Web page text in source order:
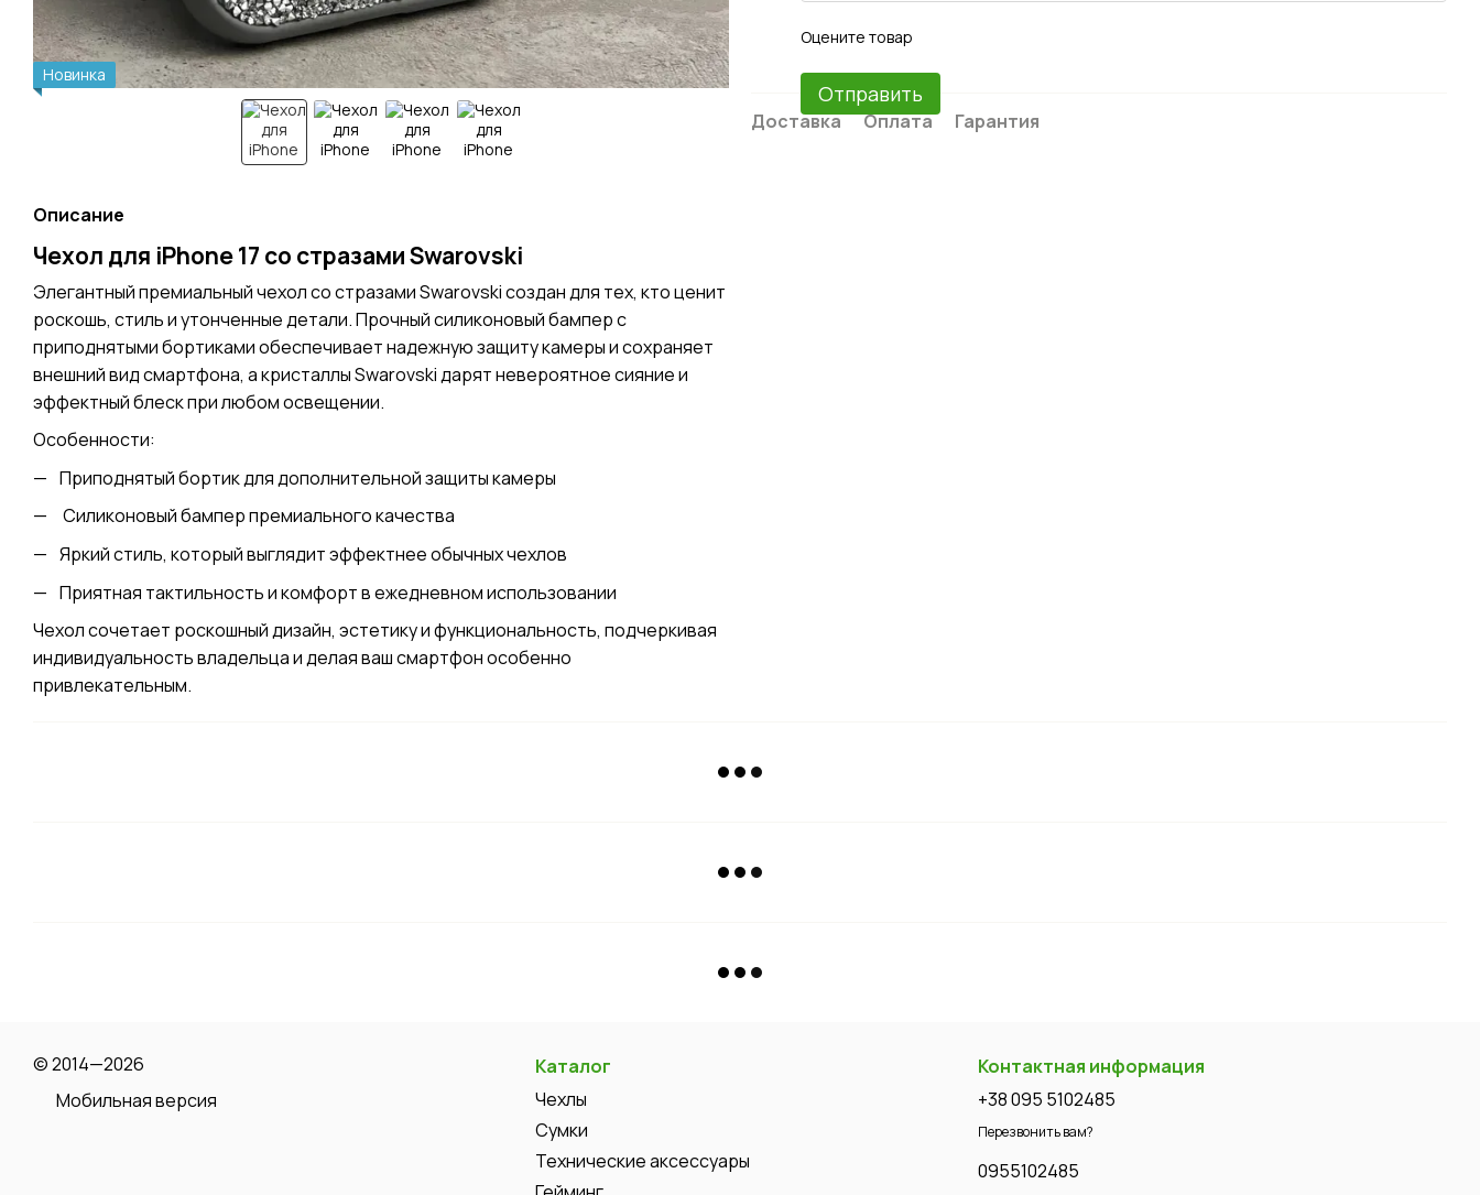
Новинка
Описание
Чехол для iPhone 17 со стразами Swarovski
Элегантный премиальный чехол со стразами Swarovski создан для тех, кто ценит
роскошь, стиль и утонченные детали. Прочный силиконовый бампер с
приподнятыми бортиками обеспечивает надежную защиту камеры и сохраняет
внешний вид смартфона, а кристаллы Swarovski дарят невероятное сияние и
эффектный блеск при любом освещении.
Особенности:
Приподнятый бортик для дополнительной защиты камеры
Силиконовый бампер премиального качества
Яркий стиль, который выглядит эффектнее обычных чехлов
Приятная тактильность и комфорт в ежедневном использовании
Чехол сочетает роскошный дизайн, эстетику и функциональность, подчеркивая
индивидуальность владельца и делая ваш смартфон особенно
привлекательным.
Оцените товар
Отправить
Доставка Оплата Гарантия
© 2014—2026
Мобильная версия
Каталог
Чехлы
Сумки
Технические аксессуары
Контактная информация
+38 095 5102485
Перезвонить вам?
0955102485